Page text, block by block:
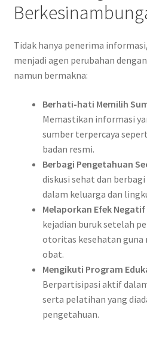
Tidak hanya penerima
menjadi agen perubahan
namun bermakna:
Berhati-hati Memilih
Memastikan informasi
sumber terpercaya
badan resmi.
Berbagi Pengetahuan
diskusi sehat dan
dalam keluarga dan
Melaporkan Efek
kejadian buruk setelah
otoritas kesehatan guna
obat.
Mengikuti Program
Berpartisipasi aktif
serta pelatihan yang
pengetahuan.